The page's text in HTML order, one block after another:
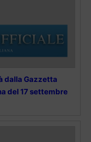
dalla Gazzetta
del 17 settembre